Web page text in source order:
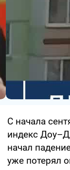
С начала
индекс
начал
уже потерял